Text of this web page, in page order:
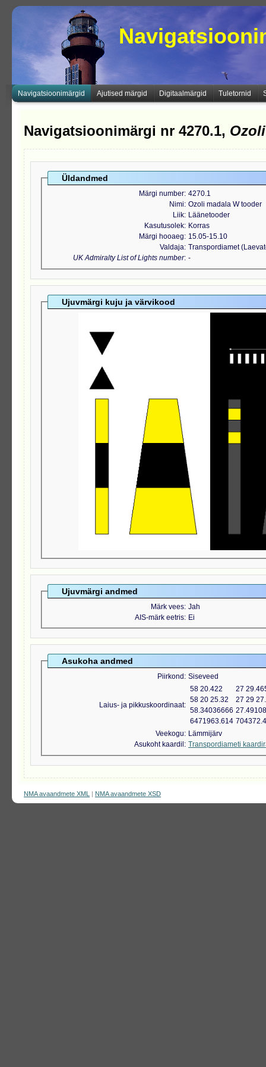
Navigatsioonimärgid Ajutised märgid Digitaalmärgid Tuletornid
Navigatsioonimärgi nr 4270.1,
Üldandmed
Märgi number 4270.1
Nimi Ozoli madala W tooder
Liik
Läänetooder
Kasutusolek
Korras
Märgi hooaeg
15.05-15.10
Valdaja Transpordiamet
UK Admiralty List of Lights number -
Ujuvmärgi kuju ja värvikood
Ujuvmärgi andmed
Märk vees Jah
AIS-märk eetris Ei
Asukoha andmed
Piirkond Siseveed
Laius- ja pikkuskoordinaat
58 20.422
27
58 20 25.32
27 29
58.34036666
6471963.614
Veekogu
Lämmijärv
Asukoht kaardil
Transpordiameti
NMA avaandmete XML | NMA avaandmete XSD